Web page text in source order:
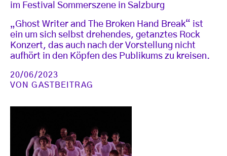
im Festival Sommerszene in Salzburg
„Ghost Writer and The Broken Hand Break“ ist
ein um sich selbst drehendes, getanztes Rock
Konzert, das auch nach der Vorstellung nicht
aufhört in den Köpfen des Publikums zu kreisen.
20/06/2023
VONGASTBEITRAG